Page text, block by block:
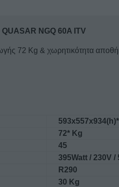
NGQ 60A ITV
72 Kg & χωρητικότητα
72* Kg
45
395Watt / 230V /
R290
30 Kg